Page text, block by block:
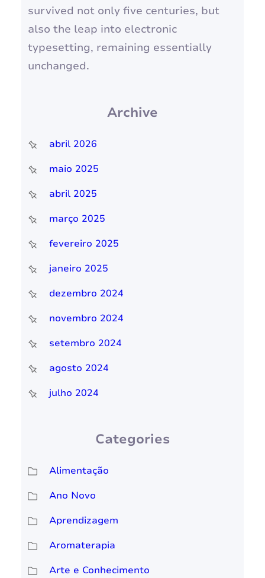
survived not only five centuries, but
also the leap into electronic
typesetting, remaining essentially
unchanged.
Archive
abril 2026
maio 2025
abril 2025
março 2025
fevereiro 2025
janeiro 2025
dezembro 2024
novembro 2024
setembro 2024
agosto 2024
julho 2024
Categories
Alimentação
Ano Novo
Aprendizagem
Aromaterapia
Arte e Conhecimento